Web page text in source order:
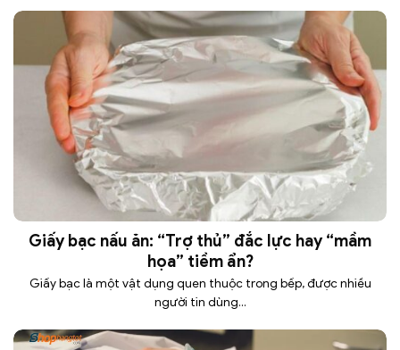
Giấy bạc nấu ăn: “Trợ thủ” đắc lực hay “mầm
họa” tiềm ẩn?
Giấy bạc là một vật dụng quen thuộc trong bếp, được nhiều
người tin dùng...